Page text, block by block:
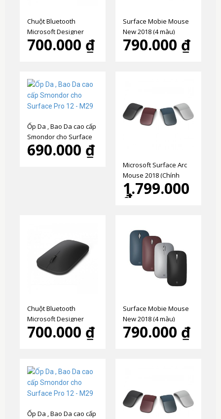
Chuột Bluetooth
Microsoft Designer
Mouse chính hãng
700.000 ₫
Surface Mobie Mouse
New 2018 (4 màu)
790.000 ₫
Ốp Da , Bao Da cao cấp
Smondor cho Surface
Pro 12 - M29
690.000 ₫
Microsoft Surface Arc
Mouse 2018 (Chính
Hãng)
1.799.000
₫
Chuột Bluetooth
Microsoft Designer
Mouse chính hãng
700.000 ₫
Surface Mobie Mouse
New 2018 (4 màu)
790.000 ₫
Ốp Da , Bao Da cao cấp